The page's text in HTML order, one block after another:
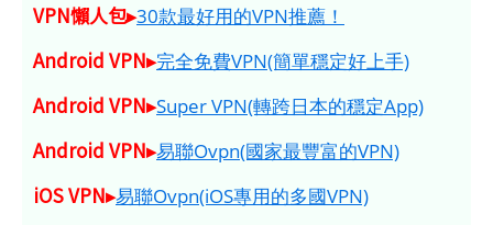
VPN懶人包▸30款最好用的VPN推薦！
Android VPN▸完全免費VPN(簡單穩定好上手)
Android VPN▸Super VPN(轉跨日本的穩定App)
Android VPN▸易聯Ovpn(國家最豐富的VPN)
iOS VPN▸易聯Ovpn(iOS專用的多國VPN)